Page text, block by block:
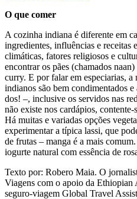
O que comer
A cozinha indiana é diferente em
ingre­dientes, influências e receitas
climáticas, fatores religiosos e
encontrar os pães (chamados
curry. E por falar em espe­ciarias, a
indianos são bem condimenta­dos
dos! –, inclusive os servidos nas
não existe nos cardápios,
Há muitas e varia­das opções
experimentar a típica las­si, que
de frutas – manga é a mais
iogurte natural com essência de
Texto por: Robero Maia. O
Viagens com o apoio da Ethiopian
seguro-viagem Global Travel